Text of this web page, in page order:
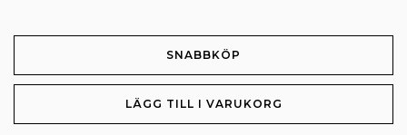
Comfort
SNABBKÖP
LÄGG TILL I VARUKORG